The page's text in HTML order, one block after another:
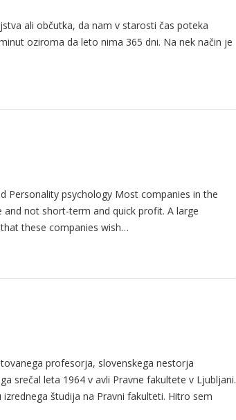
ali občutka, da nam v starosti čas poteka
oziroma da leto nima 365 dni. Na nek način je
Personality psychology Most companies in the
not short-term and quick profit. A large
these companies wish…
profesorja, slovenskega nestorja
srečal leta 1964 v avli Pravne fakultete v Ljubljani.
študija na Pravni fakulteti. Hitro sem